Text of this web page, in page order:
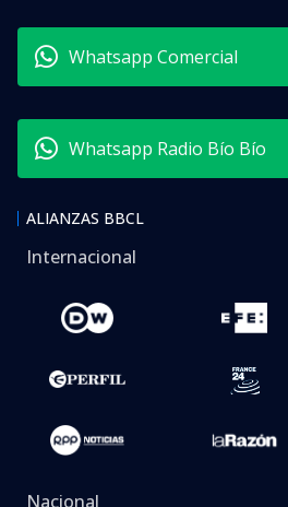
Whatsapp Comercial
Whatsapp Radio Bío Bío
ALIANZAS BBCL
Internacional
Nacional